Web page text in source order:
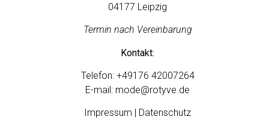
04177 Leipzig
Termin nach Vereinbarung
Kontakt:
Telefon: +49176 42007264
E-mail: mode@rotyve.de
Impressum | Datenschutz